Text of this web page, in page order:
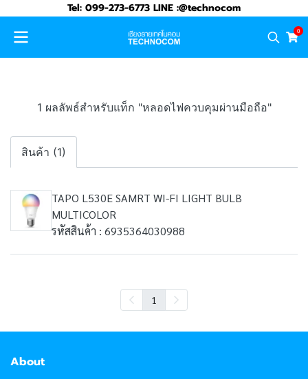
Tel: 099-273-6773 LINE :@technocom
0
1 ผลลัพธ์สำหรับแท็ก "หลอดไฟควบคุมผ่านมือถือ"
สินค้า (1)
TAPO L530E SAMRT WI-FI LIGHT BULB
MULTICOLOR
รหัสสินค้า : 6935364030988
1
About